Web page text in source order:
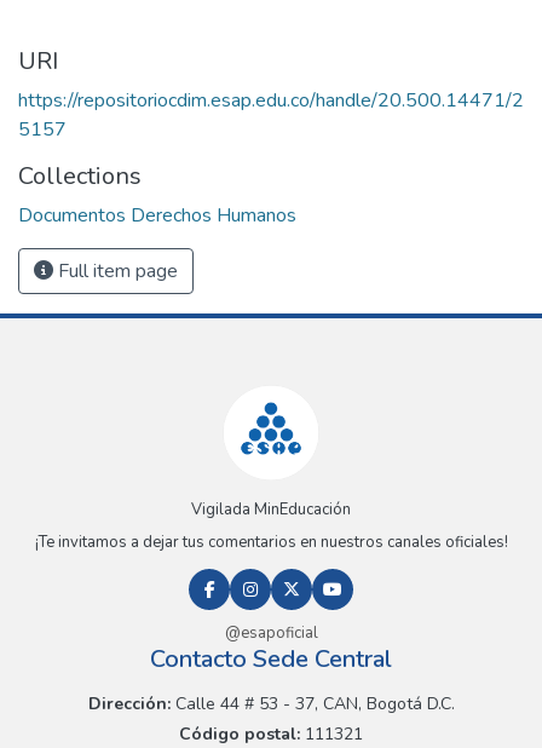
URI
https://repositoriocdim.esap.edu.co/handle/20.500.14471/2
5157
Collections
Documentos Derechos Humanos
Full item page
Vigilada MinEducación
¡Te invitamos a dejar tus comentarios en nuestros canales oficiales!
@esapoficial
Contacto Sede Central
Dirección:Calle 44 # 53 - 37, CAN, Bogotá D.C.
Código postal: 111321